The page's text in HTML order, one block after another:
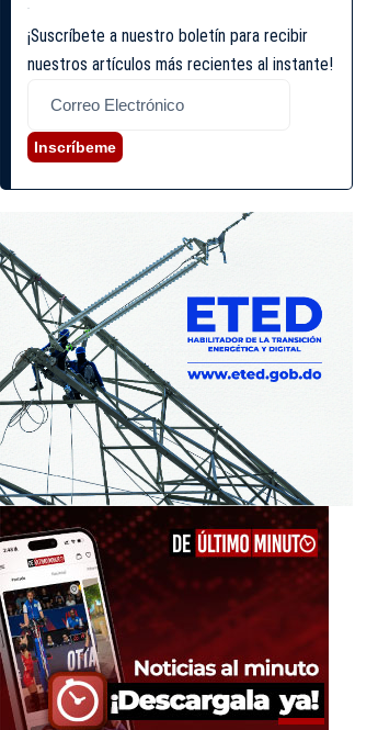
¡Suscríbete a nuestro boletín para recibir
nuestros artículos más recientes al instante!
Inscríbeme